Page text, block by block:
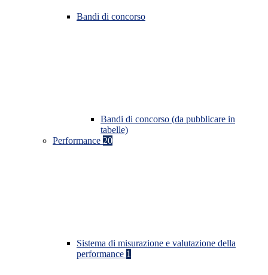
Bandi di concorso
Bandi di concorso (da pubblicare in
tabelle)
Performance 20
Sistema di misurazione e valutazione della
performance 1